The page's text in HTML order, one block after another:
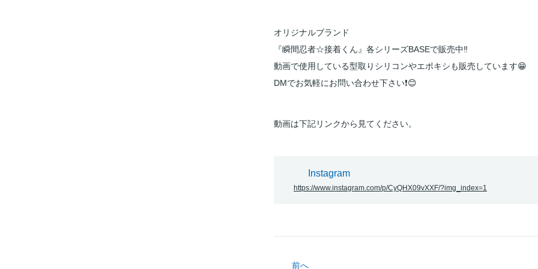
オリジナルブランド
『瞬間忍者☆接着くん』各シリーズBASEで販売中‼️
動画で使用している型取りシリコンやエポキシも販売しています😁
DMでお気軽にお問い合わせ下さい❗️😊
動画は下記リンクから見てください。
Instagram
https://www.instagram.com/p/CyQHX09vXXF/?img_index=1
前へ